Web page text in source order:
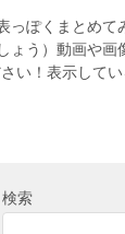
っぽくまとめて
ょう）動画や画
い！表示して
検索